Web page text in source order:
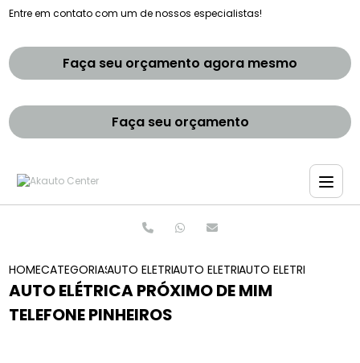
Entre em contato com um de nossos especialistas!
Faça seu orçamento agora mesmo
Faça seu orçamento
HOMECATEGORIASAUTO ELETRICASAUTO ELETRICA DE CARROS
AUTO ELETRICA
AUTO ELÉTRICA PRÓXIMO DE MIM
TELEFONE PINHEIROS